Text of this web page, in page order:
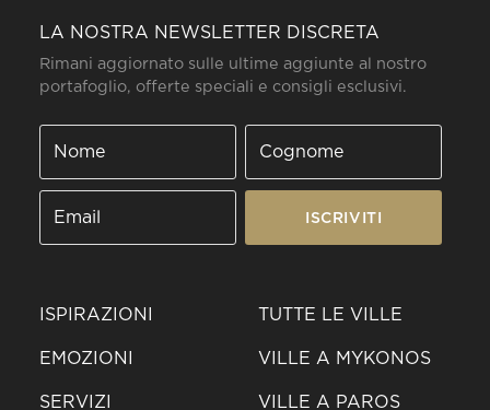
LA NOSTRA NEWSLETTER DISCRETA
Rimani aggiornato sulle ultime aggiunte al nostro
portafoglio, offerte speciali e consigli esclusivi.
ISCRIVITI
ISPIRAZIONI
EMOZIONI
SERVIZI
TUTTE LE VILLE
VILLE A MYKONOS
VILLE A PAROS